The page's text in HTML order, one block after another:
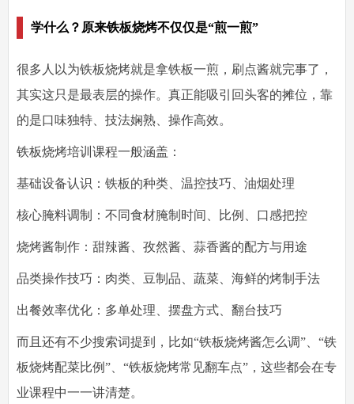
学什么？原来铁板烧烤不仅仅是“煎一煎”
很多人以为铁板烧烤就是拿铁板一煎，刷点酱就完事了，
其实这只是最表层的操作。 真正能吸引回头客的摊位，靠
的是口味独特、技法娴熟、操作高效。
铁板烧烤培训课程一般涵盖：
基础设备认识 ：铁板的种类、温控技巧、油烟处理
核心腌料调制 ：不同食材腌制时间、比例、口感把控
烧烤酱制作 ：甜辣酱、孜然酱、蒜香酱的配方与用途
品类操作技巧 ：肉类、豆制品、蔬菜、海鲜的烤制手法
出餐效率优化 ：多单处理、摆盘方式、翻台技巧
而且还有不少搜索词提到，比如“铁板烧烤酱怎么调”、“铁
板烧烤配菜比例”、“铁板烧烤常见翻车点”，这些都会在专
业课程中一一讲清楚。